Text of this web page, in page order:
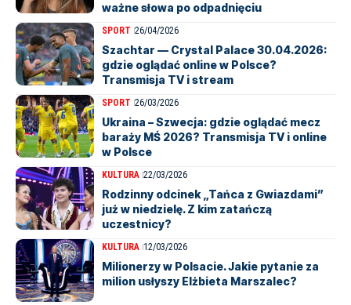
ważne słowa po odpadnięciu
SPORT 26/04/2026
Szachtar — Crystal Palace 30.04.2026:
gdzie oglądać online w Polsce?
Transmisja TV i stream
SPORT 26/03/2026
Ukraina – Szwecja: gdzie oglądać mecz
baraży MŚ 2026? Transmisja TV i online
w Polsce
KULTURA 22/03/2026
Rodzinny odcinek „Tańca z Gwiazdami”
już w niedzielę. Z kim zatańczą
uczestnicy?
KULTURA 12/03/2026
Milionerzy w Polsacie. Jakie pytanie za
milion usłyszy Elżbieta Marszalec?